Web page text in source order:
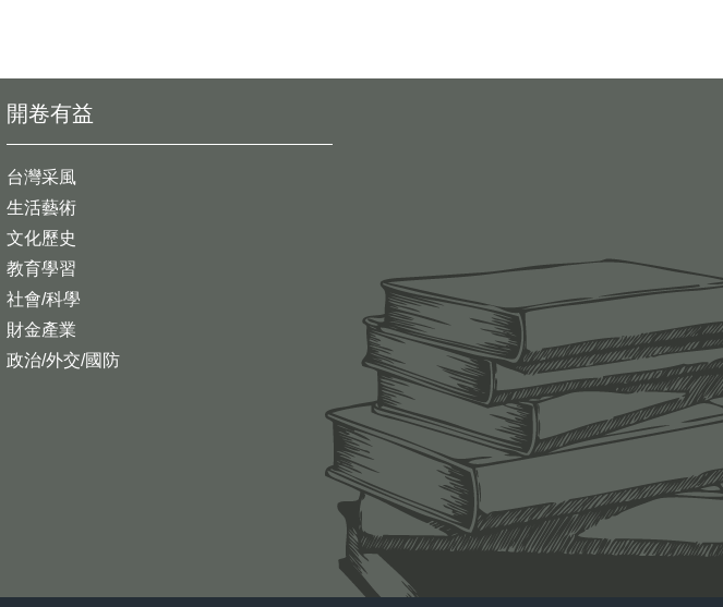
開卷有益
台灣采風
生活藝術
文化歷史
教育學習
社會/科學
財金產業
政治/外交/國防